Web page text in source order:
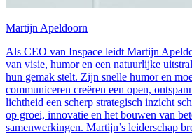
Martijn Apeldoorn
Als CEO van Inspace leidt Martijn
van visie, humor en een natuurlijke
hun gemak stelt. Zijn snelle humor en
communiceren creëren een open,
lichtheid een scherp strategisch inzicht
op groei, innovatie en het bouwen van
samenwerkingen. Martijn’s leiderschap